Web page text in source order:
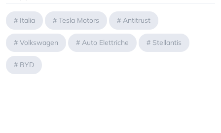
# Italia # Tesla Motors # Antitrust
# Volkswagen # Auto Elettriche # Stellantis
# BYD